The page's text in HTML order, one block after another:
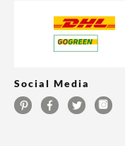
Social Media